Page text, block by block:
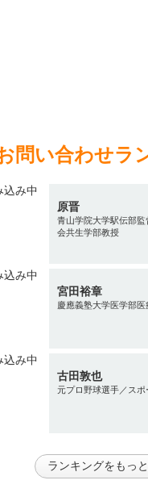
問い合わせラ
原晋
青山学院大学駅伝部
会共生学部教授
宮田裕章
慶應義塾大学医学部
古田敦也
元プロ野球選手／ス
ランキングをもっ